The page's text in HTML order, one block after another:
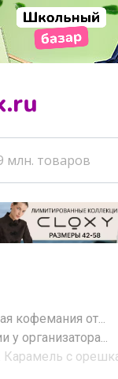
кофемания от...
организатора...
с